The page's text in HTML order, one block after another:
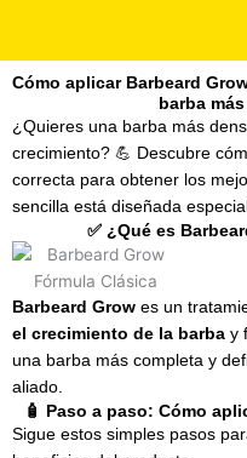
contenido
Cómo aplicar Barbeard
barba
¿Quieres una barba más
crecimiento? 💪 Descubre
correcta para obtener los
sencilla está diseñada
✅ ¿Qué es
Barbeard Grow es un
el crecimiento de la barba y
una barba más completa y
aliado.
🧴 Paso a paso: Cómo
Sigue estos simples pasos